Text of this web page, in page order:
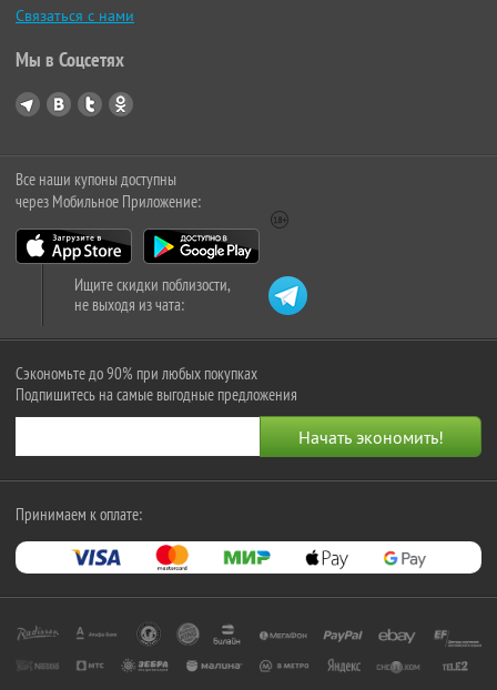
Связаться с нами
Мы в Соцсетях
Все наши купоны доступны
через Мобильное Приложение:
Ищите скидки поблизости,
не выходя из чата:
Сэкономьте до 90% при любых покупках
Подпишитесь на самые выгодные предложения
Принимаем к оплате: